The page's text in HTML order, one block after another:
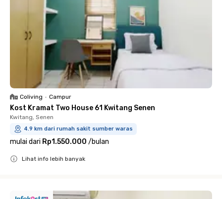
Coliving • Campur
Kost Kramat Two House 61 Kwitang Senen
Kwitang, Senen
4.9 km dari rumah sakit sumber waras
mulai dari Rp1.550.000 /bulan
Lihat info lebih banyak